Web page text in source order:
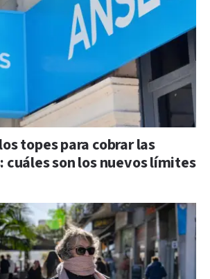
topes para cobrar las
cuáles son los nuevos límites